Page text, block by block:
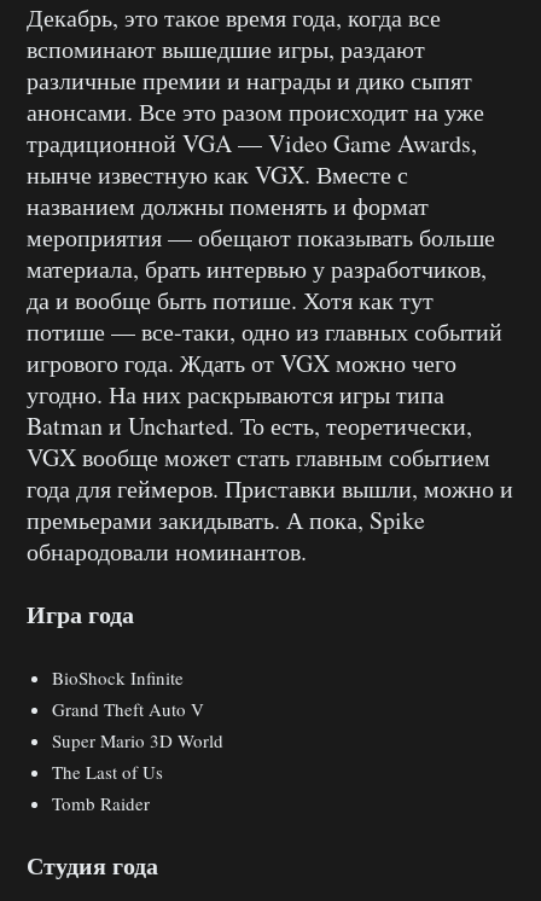
Декабрь, это такое время года, когда все
вспоминают вышедшие игры, раздают
различные премии и награды и дико сыпят
анонсами. Все это разом происходит на уже
традиционной VGA — Video Game Awards,
нынче известную как VGX. Вместе с
названием должны поменять и формат
мероприятия — обещают показывать больше
материала, брать интервью у разработчиков,
да и вообще быть потише. Хотя как тут
потише — все-таки, одно из главных событий
игрового года. Ждать от VGX можно чего
угодно. На них раскрываются игры типа
Batman и Uncharted. То есть, теоретически,
VGX вообще может стать главным событием
года для геймеров. Приставки вышли, можно и
премьерами закидывать. А пока, Spike
обнародовали номинантов.
Игра года
BioShock Infinite
Grand Theft Auto V
Super Mario 3D World
The Last of Us
Tomb Raider
Студия года